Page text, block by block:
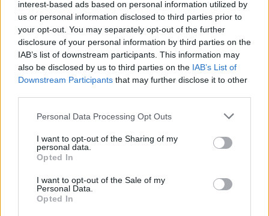
interest-based ads based on personal information utilized by
us or personal information disclosed to third parties prior to
your opt-out. You may separately opt-out of the further
disclosure of your personal information by third parties on the
IAB’s list of downstream participants. This information may
also be disclosed by us to third parties on the IAB’s List of
Downstream Participants that may further disclose it to other
Personal Data Processing Opt Outs
I want to opt-out of the Sharing of my
personal data.
Opted In
I want to opt-out of the Sale of my
Personal Data.
Opted In
A Empresa de Desenvolvimento e Infraestruturas do Alqueva
(EDIA) está a reforçar as dotações...
28 Julho, 2026 - 10:59
EDIA lança concurso de 450m€ para instalar mais de 400